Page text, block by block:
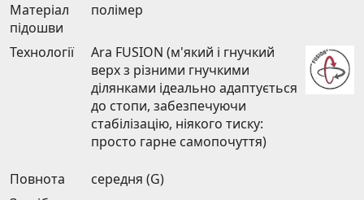
Матеріал
підошви
полімер
Технології
Ara FUSION (м'який і гнучкий
верх з різними гнучкими
ділянками ідеально адаптується
до стопи, забезпечуючи
стабілізацію, ніякого тиску:
просто гарне самопочуття)
Повнота
середня (G)